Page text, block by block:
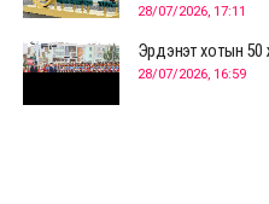
28/07/2026, 17:11
Эрдэнэт хотын 50
28/07/2026, 16:59